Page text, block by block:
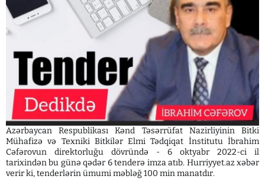
Azərbaycan Respublikası Kənd Təsərrüfat Nazirliyinin Bitki
Mühafizə və Texniki Bitkilər Elmi Tədqiqat İnstitutu İbrahim
Cəfərovun direktorluğu dövründə - 6 oktyabr 2022-ci il
tarixindən bu günə qədər 6 tenderə imza atıb. Hurriyyet.az xəbər
verir ki, tenderlərin ümumi məbləğ 100 min manatdır.